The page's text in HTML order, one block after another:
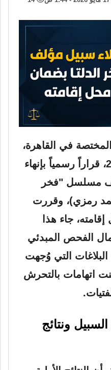
في القاهرة،
اليوم الأحد 17 مايو 2026، قراراً رسمياً بإنهاء
مسلسل "فخر
رمزي)، وقررت
جاء هذا
الفحص المبدئي
التي وُجهت
اتهامات بالتحرش
ونتائج